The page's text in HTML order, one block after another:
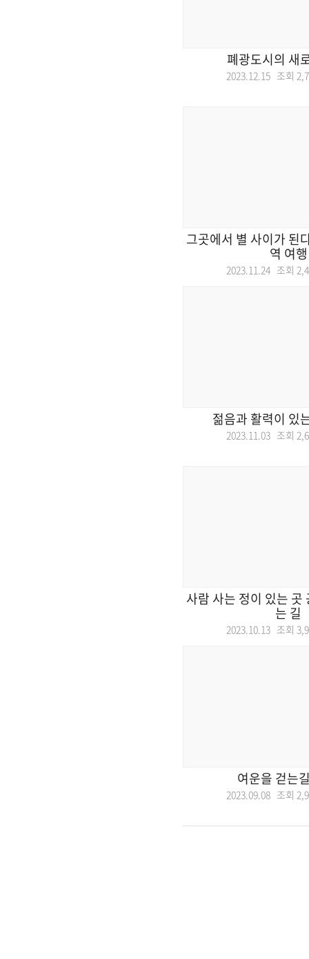
폐광도시의 새
2023.12.15 조회
그곳에서 별 사이가 된
역 여행
2023.11.24 조회
젊음과 활력이 있
2023.11.03 조회
사람 사는 정이 있는 곳
는 길
2023.10.13 조회
여운을 걷는
2023.09.08 조회